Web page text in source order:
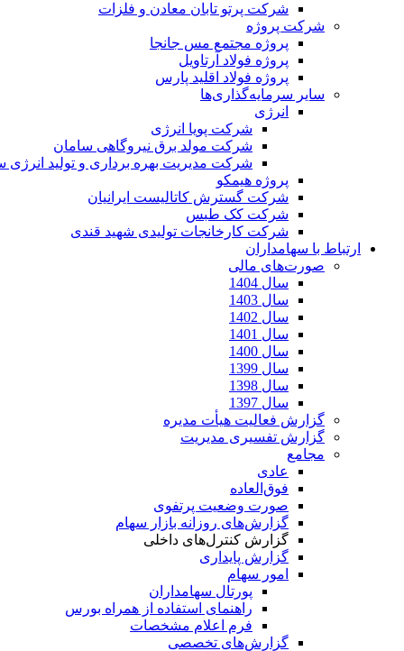
شرکت پرتو تابان معادن و فلزات
شرکت پروژه
پروژه مجتمع مس جانجا
پروژه فولاد آرتاویل
پروژه فولاد اقلید پارس
سایر سرمایه‌گذاری‌ها
انرژی
شرکت پویا انرژی
شرکت مولد برق نیروگاهی سامان
شرکت مدیریت بهره برداری و تولید انرژی
پروژه هیمکو
شرکت گسترش کاتالیست ایرانیان
شرکت کک طبس
شرکت کارخانجات تولیدی شهید قندی
ارتباط با سهامداران
صورت‌های مالی
سال 1404
سال 1403
سال 1402
سال 1401
سال 1400
سال 1399
سال 1398
سال 1397
گزارش فعالیت هیأت مدیره
گزارش تفسیری مدیریت
مجامع
عادی
فوق‌العاده
صورت وضعیت پرتفوی
گزارش‌های روزانه بازار سهام
گزارش کنترل‌های داخلی
گزارش پایداری
امور سهام
پورتال سهامداران
راهنمای استفاده از همراه بورس
فرم اعلام مشخصات
گزارش‌های تخصصی